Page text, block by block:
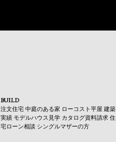
BUILD
注文住宅 中庭のある家 ローコスト平屋 建築
実績 モデルハウス見学 カタログ資料請求 住
宅ローン相談 シングルマザーの方